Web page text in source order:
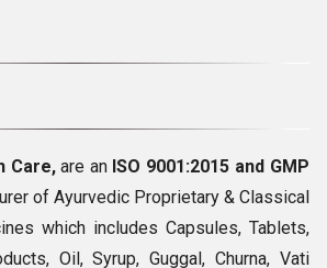
Care, are an ISO 9001:2015 and GMP
of Ayurvedic Proprietary & Classical
which includes Capsules, Tablets,
Oil, Syrup, Guggal, Churna, Vati